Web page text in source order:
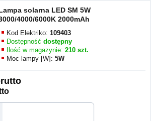
solarna LED SM 5W
4000/6000K 2000mAh
Kod Elektriko:109403
Dostępnośćdostępny
Ilość w magazynie:210 szt.
Moc lampy [W]:5W